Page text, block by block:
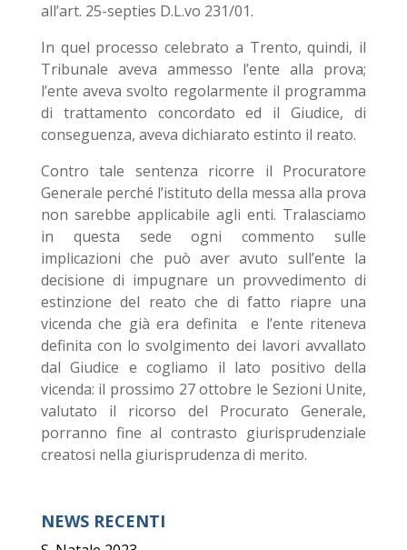
all’art. 25-septies D.L.vo 231/01.
In quel processo celebrato a Trento, quindi, il
Tribunale aveva ammesso l’ente alla prova;
l’ente aveva svolto regolarmente il programma
di trattamento concordato ed il Giudice, di
conseguenza, aveva dichiarato estinto il reato.
Contro tale sentenza ricorre il Procuratore
Generale perché l’istituto della messa alla prova
non sarebbe applicabile agli enti. Tralasciamo
in questa sede ogni commento sulle
implicazioni che può aver avuto sull’ente la
decisione di impugnare un provvedimento di
estinzione del reato che di fatto riapre una
vicenda che già era definita e l’ente riteneva
definita con lo svolgimento dei lavori avvallato
dal Giudice e cogliamo il lato positivo della
vicenda: il prossimo 27 ottobre le Sezioni Unite,
valutato il ricorso del Procurato Generale,
porranno fine al contrasto giurisprudenziale
creatosi nella giurisprudenza di merito.
NEWS RECENTI